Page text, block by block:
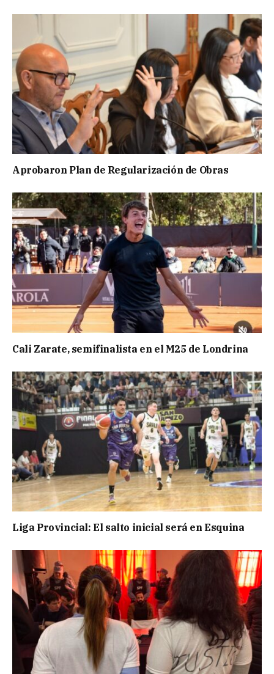
Aprobaron Plan de Regularización de Obras
Cali Zarate, semifinalista en el M25 de Londrina
Liga Provincial: El salto inicial será en Esquina